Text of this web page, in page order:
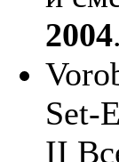
2004
Set-
II